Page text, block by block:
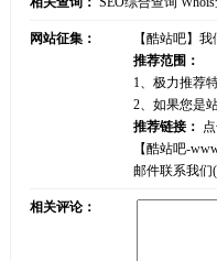
网站征集：
【酷站吧】
推荐范围：
1、极力推荐
2、如果您是
推荐链接：
【酷站吧-
邮件联系我们
相关评论：